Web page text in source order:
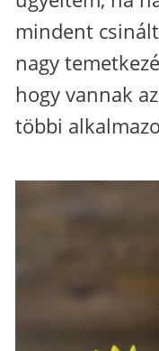
mindent
nagy
hogy vannak
többi